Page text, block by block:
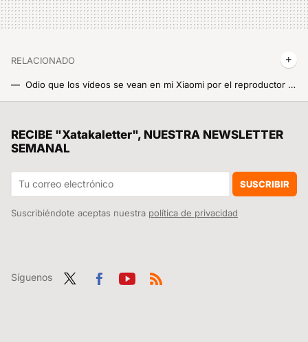
RELACIONADO
Odio que los vídeos se vean en mi Xiaomi por el reproductor que no me gusta usar. Dónde se cambia en HyperOS y cómo se asigna el player que tú quieras
Ya es oficial: este es el REDMI Note 17 Pro, un rey sin rival en su gama y con batería para dos días y medio sin cargarlo
RECIBE "Xatakaletter", NUESTRA NEWSLETTER
SEMANAL
SUSCRIBIR
Suscribiéndote aceptas nuestra política de privacidad
Síguenos